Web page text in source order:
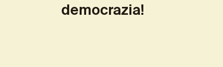
democrazia!